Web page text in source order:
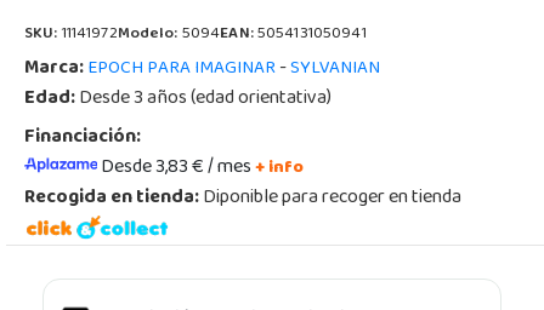
SKU:11141972Modelo:5094EAN:5054131050941
Marca:EPOCH PARA IMAGINAR-SYLVANIAN
Edad:Desde 3 años (edad orientativa)
Financiación:
Desde 3,83 € / mes+ info
Recogida en tienda:Diponible para recoger en tienda